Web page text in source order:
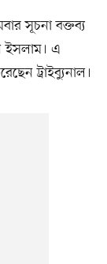
সূচনা বক্তব্য
ইসলাম। এ
ট্রাইব্যুনাল।